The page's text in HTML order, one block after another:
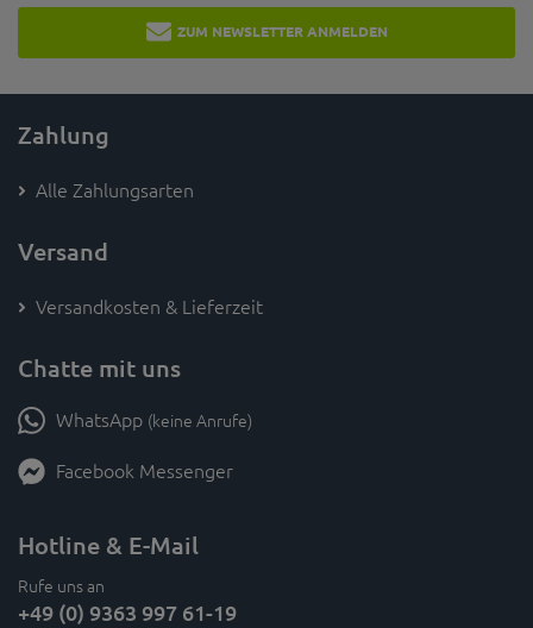
ZUM NEWSLETTER ANMELDEN
Zahlung
Alle Zahlungsarten
Versand
Versandkosten & Lieferzeit
Chatte mit uns
WhatsApp (keine Anrufe)
Facebook Messenger
Hotline & E-Mail
Rufe uns an
+49 (0) 9363 997 61-19